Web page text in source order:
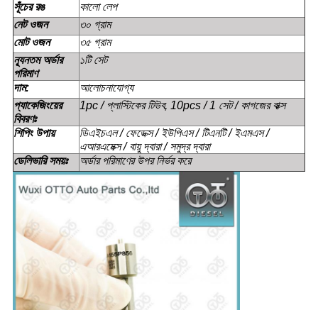
সূঁচের রঙ
কালো লেপ
নেট ওজন
৩০ গ্রাম
মোট ওজন
৩৫ গ্রাম
ন্যূনতম অর্ডার
পরিমাণ
১টি সেট
দাম:
আলোচনাযোগ্য
প্যাকেজিংয়ের
বিবরণঃ
1pc / প্লাস্টিকের টিউব, 10pcs / 1 সেট / কাগজের বাক্স
শিপিং উপায়
ডিএইচএল / ফেডেক্স / ইউপিএস / টিএনটি / ইএমএস /
এআরএমেক্স / বায়ু দ্বারা / সমুদ্র দ্বারা
ডেলিভারি সময়ঃ
অর্ডার পরিমাণের উপর নির্ভর করে